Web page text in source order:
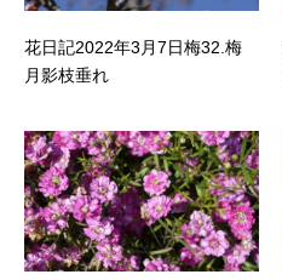
花日記2022年3月7日梅32.梅
月影枝垂れ